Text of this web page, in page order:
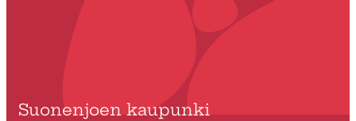
Suonenjoen kaupunki